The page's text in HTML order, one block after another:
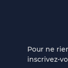
Pour ne
inscrivez-